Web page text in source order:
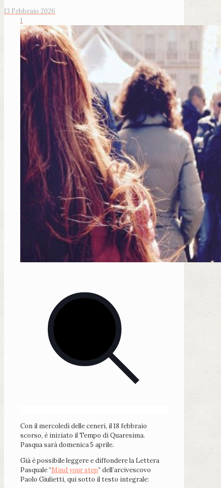
13 Febbraio 2026
1
Con il mercoledì delle ceneri, il 18 febbraio
scorso, è iniziato il Tempo di Quaresima.
Pasqua sarà domenica 5 aprile.
Già è possibile leggere e diffondere la Lettera
Pasquale “Mind your step” dell’arcivescovo
Paolo Giulietti, qui sotto il testo integrale: